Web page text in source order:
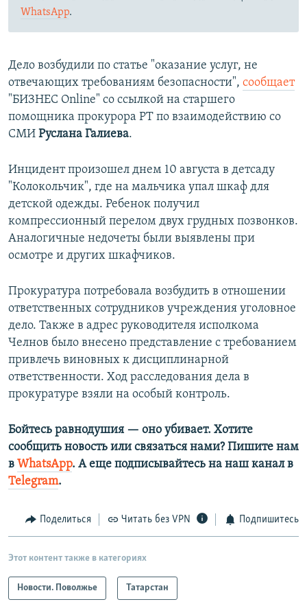
WhatsApp.
Дело возбудили по статье "оказание услуг, не
отвечающих требованиям безопасности", сообщает
"БИЗНЕС Online" со ссылкой на старшего
помощника прокурора РТ по взаимодействию со
СМИ Руслана Галиева.
Инцидент произошел днем 10 августа в детсаду
"Колокольчик", где на мальчика упал шкаф для
детской одежды. Ребенок получил
компрессионный перелом двух грудных позвонков.
Аналогичные недочеты были выявлены при
осмотре и других шкафчиков.
Прокуратура потребовала возбудить в отношении
ответственных сотрудников учреждения уголовное
дело. Также в адрес руководителя исполкома
Челнов было внесено представление с требованием
привлечь виновных к дисциплинарной
ответственности. Ход расследования дела в
прокуратуре взяли на особый контроль.
Бойтесь равнодушия — оно убивает. Хотите
сообщить новость или связаться нами? Пишите нам
в WhatsApp. А еще подписывайтесь на наш канал в
Telegram.
Поделиться Читать без VPN Подпишитесь
Этот контент также в категориях
Новости. Поволжье Татарстан